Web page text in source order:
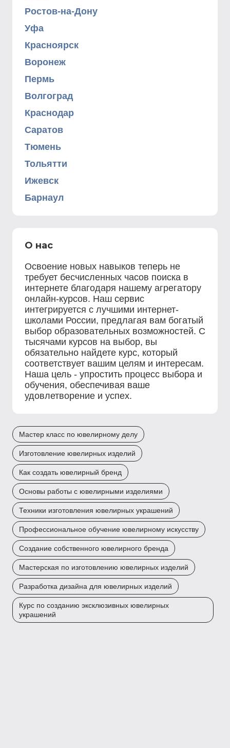
Ростов-на-Дону
Уфа
Красноярск
Воронеж
Пермь
Волгоград
Краснодар
Саратов
Тюмень
Тольятти
Ижевск
Барнаул
О нас
Освоение новых навыков теперь не
требует бесчисленных часов поиска в
интернете благодаря нашему агрегатору
онлайн-курсов. Наш сервис
интегрируется с лучшими интернет-
школами России, предлагая вам богатый
выбор образовательных возможностей. С
тысячами курсов на выбор, вы
обязательно найдете курс, который
соответствует вашим целям и интересам.
Наша цель - упростить процесс выбора и
обучения, обеспечивая ваше
удовлетворение и успех.
Мастер класс по ювелирному делу
Изготовление ювелирных изделий
Как создать ювелирный бренд
Основы работы с ювелирными изделиями
Техники изготовления ювелирных украшений
Профессиональное обучение ювелирному искусству
Создание собственного ювелирного бренда
Мастерская по изготовлению ювелирных изделий
Разработка дизайна для ювелирных изделий
Курс по созданию эксклюзивных ювелирных
украшений